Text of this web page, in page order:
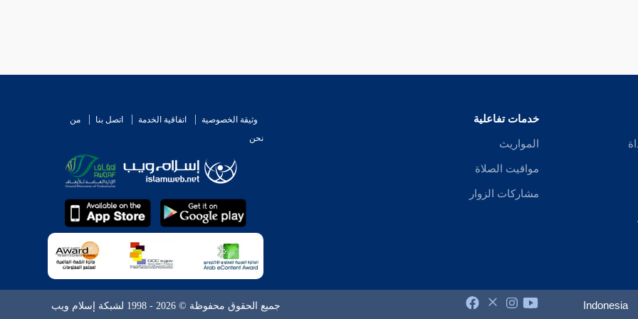
خدمات تفاعلية
المواريث
مواقيت الصلاة
مشاركات الزوار
وثيقة الخصوصية اتفاقية الخدمة اتصل بنا
من
نحن
Indonesia جميع الحقوق محفوظة © 2026 - 1998 لشبكة إسلام ويب